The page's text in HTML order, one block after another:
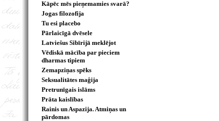
Kāpēc mēs pieņemamies svarā?
Jogas filozofija
Tu esi placebo
Pārlaicīgā dvēsele
Latviešus Sibīrijā meklējot
Vēdiskā mācība par pieciem
dharmas tipiem
Zemapziņas spēks
Seksualitātes maģija
Pretrunīgais islāms
Prāta kaislības
Rainis un Aspazija. Atmiņas un
pārdomas